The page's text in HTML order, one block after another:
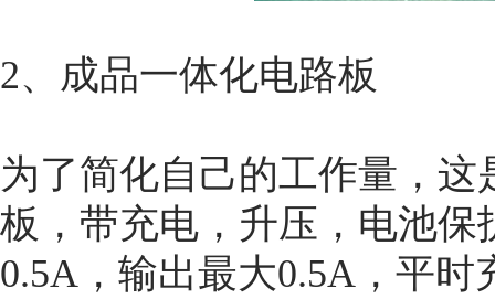
2、成品一体化电路板
为了简化自己的工作量，
板，带充电，升压，电池
0.5A，输出最大0.5A，平